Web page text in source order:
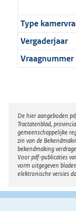
Type
Vergaderjaar
Vraagnummer
Disclaimer
De hier aangeboden
Tractatenblad,
gemeenschappelijke
zin van de
bekendmaking
Voor pdf-publicaties
vorm uitgegeven
elektronische versies